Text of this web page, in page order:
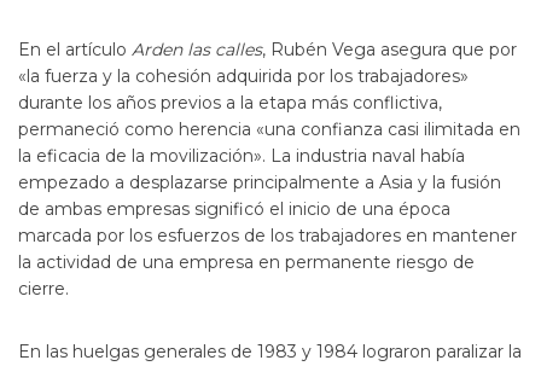
En el artículo Arden las calles, Rubén Vega asegura que por
«la fuerza y la cohesión adquirida por los trabajadores»
durante los años previos a la etapa más conflictiva,
permaneció como herencia «una confianza casi ilimitada en
la eficacia de la movilización». La industria naval había
empezado a desplazarse principalmente a Asia y la fusión
de ambas empresas significó el inicio de una época
marcada por los esfuerzos de los trabajadores en mantener
la actividad de una empresa en permanente riesgo de
cierre.
En las huelgas generales de 1983 y 1984 lograron paralizar la